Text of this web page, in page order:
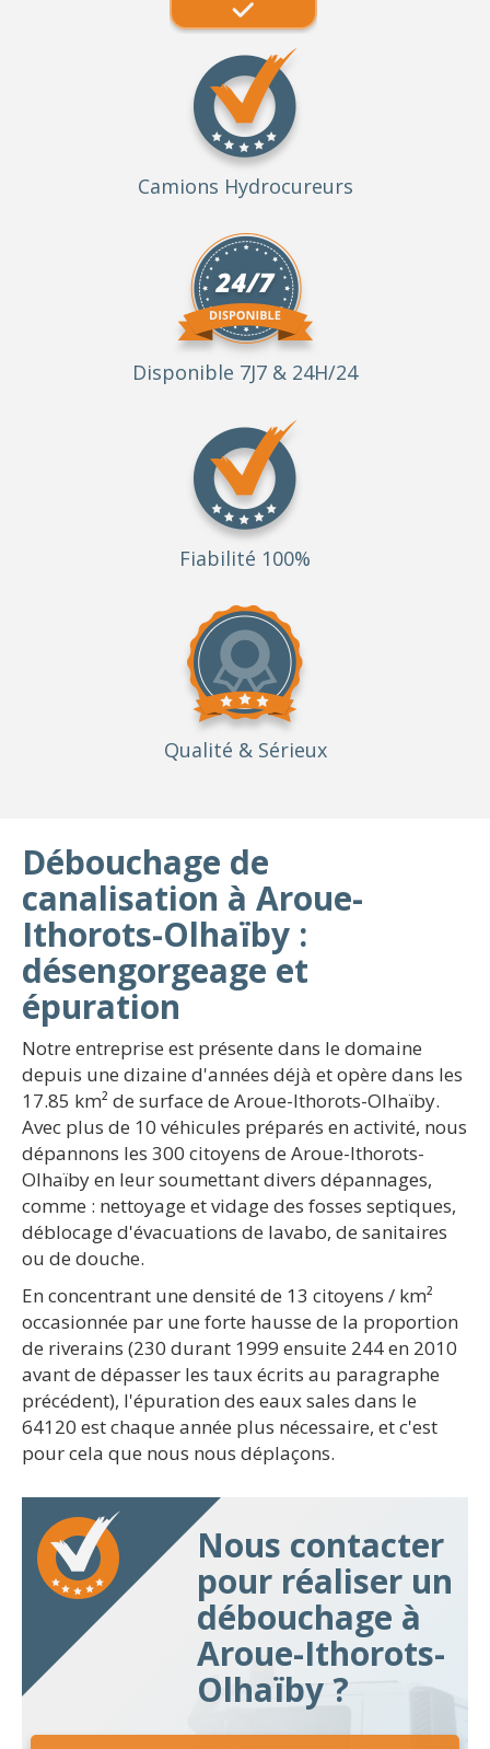
Camions Hydrocureurs
Disponible 7J7 & 24H/24
Fiabilité 100%
Qualité & Sérieux
Débouchage de
canalisation à Aroue-
Ithorots-Olhaïby :
désengorgeage et
épuration
Notre entreprise est présente dans le domaine
depuis une dizaine d'années déjà et opère dans les
17.85 km² de surface de Aroue-Ithorots-Olhaïby.
Avec plus de 10 véhicules préparés en activité, nous
dépannons les 300 citoyens de Aroue-Ithorots-
Olhaïby en leur soumettant divers dépannages,
comme : nettoyage et vidage des fosses septiques,
déblocage d'évacuations de lavabo, de sanitaires
ou de douche.
En concentrant une densité de 13 citoyens / km²
occasionnée par une forte hausse de la proportion
de riverains (230 durant 1999 ensuite 244 en 2010
avant de dépasser les taux écrits au paragraphe
précédent), l'épuration des eaux sales dans le
64120 est chaque année plus nécessaire, et c'est
pour cela que nous nous déplaçons.
Nous contacter
pour réaliser un
débouchage à
Aroue-Ithorots-
Olhaïby ?